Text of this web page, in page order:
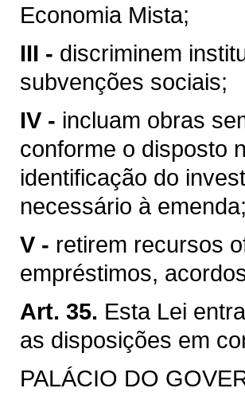
Economia Mista;
III - discriminem
subvenções sociais;
IV - incluam obras
conforme o disposto
identificação do
necessário à emenda;
V - retirem recursos
empréstimos,
Art. 35. Esta Lei
as disposições em
PALÁCIO DO